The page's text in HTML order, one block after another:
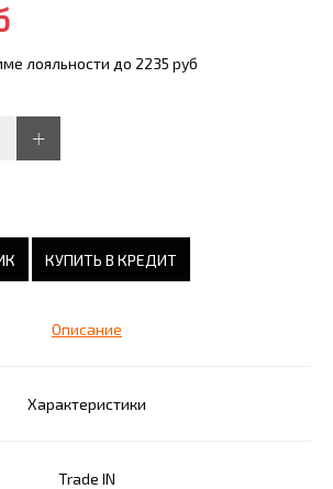
лояльности до 2235 руб
КУПИТЬ В КРЕДИТ
Описание
Характеристики
Trade IN